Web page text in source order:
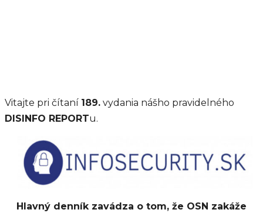
Vitajte pri čítaní 189. vydania nášho pravidelného
DISINFO REPORTu.
Hlavný denník zavádza o tom, že OSN zakáže